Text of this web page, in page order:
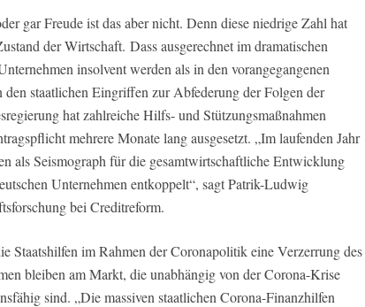
gar Freude ist das aber nicht. Denn diese niedrige Zahl hat
der Wirtschaft. Dass ausgerechnet im dramatischen
insolvent werden als in den vorangegangenen
staatlichen Eingriffen zur Abfederung der Folgen der
hat zahlreiche Hilfs- und Stützungsmaßnahmen
mehrere Monate lang ausgesetzt. „Im laufenden Jahr
als Seismograph für die gesamtwirtschaftliche Entwicklung
Unternehmen entkoppelt“, sagt Patrik-Ludwig
bei Creditreform.
Staatshilfen im Rahmen der Coronapolitik eine Verzerrung des
bleiben am Markt, die unabhängig von der Corona-Krise
sind. „Die massiven staatlichen Corona-Finanzhilfen